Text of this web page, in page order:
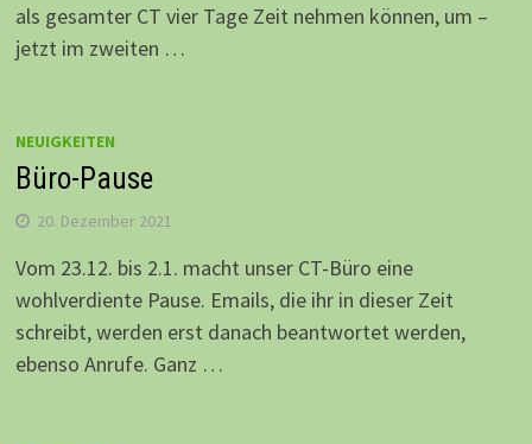
als gesamter CT vier Tage Zeit nehmen können, um –
jetzt im zweiten …
NEUIGKEITEN
Büro-Pause
20. Dezember 2021
Vom 23.12. bis 2.1. macht unser CT-Büro eine
wohlverdiente Pause. Emails, die ihr in dieser Zeit
schreibt, werden erst danach beantwortet werden,
ebenso Anrufe. Ganz …